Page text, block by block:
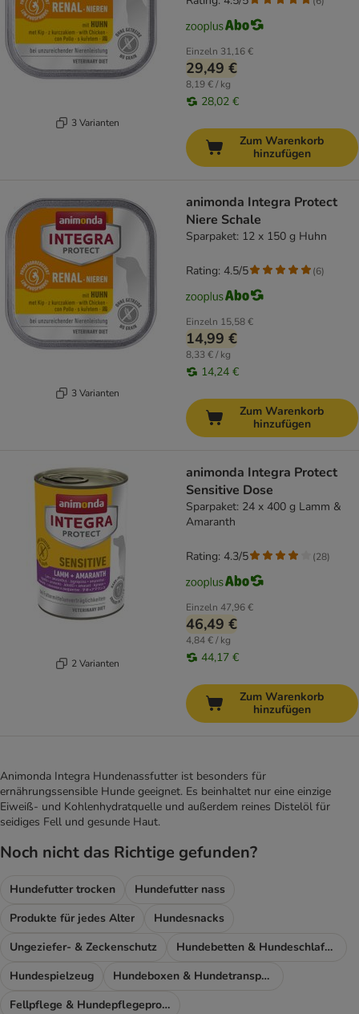
3 Varianten
Einzeln 31,16 €
29,49 €
8,19 € / kg
28,02 €
Zum Warenkorb
hinzufügen
3 Varianten
animonda Integra Protect
Niere Schale
Sparpaket: 12 x 150 g Huhn
Einzeln 15,58 €
14,99 €
8,33 € / kg
14,24 €
Rating: 4.5/5 (6)
Zum Warenkorb
hinzufügen
2 Varianten
animonda Integra Protect
Sensitive Dose
Sparpaket: 24 x 400 g Lamm &
Amaranth
Einzeln 47,96 €
46,49 €
4,84 € / kg
44,17 €
Rating: 4.3/5 (28)
Zum Warenkorb
hinzufügen
Animonda Integra Hundenassfutter ist besonders für
ernährungssensible Hunde geeignet. Es beinhaltet nur eine einzige
Eiweiß- und Kohlenhydratquelle und außerdem reines Distelöl für
seidiges Fell und gesunde Haut.
Noch nicht das Richtige gefunden?
Hundefutter trocken
Hundefutter nass
Produkte für jedes Alter
Hundesnacks
Ungeziefer- & Zeckenschutz
Hundebetten & Hundeschlafplatz
Hundespielzeug
Hundeboxen & Hundetransport
Fellpflege & Hundepflegeprodukte